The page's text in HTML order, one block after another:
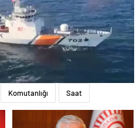
Komutanlığı Saat